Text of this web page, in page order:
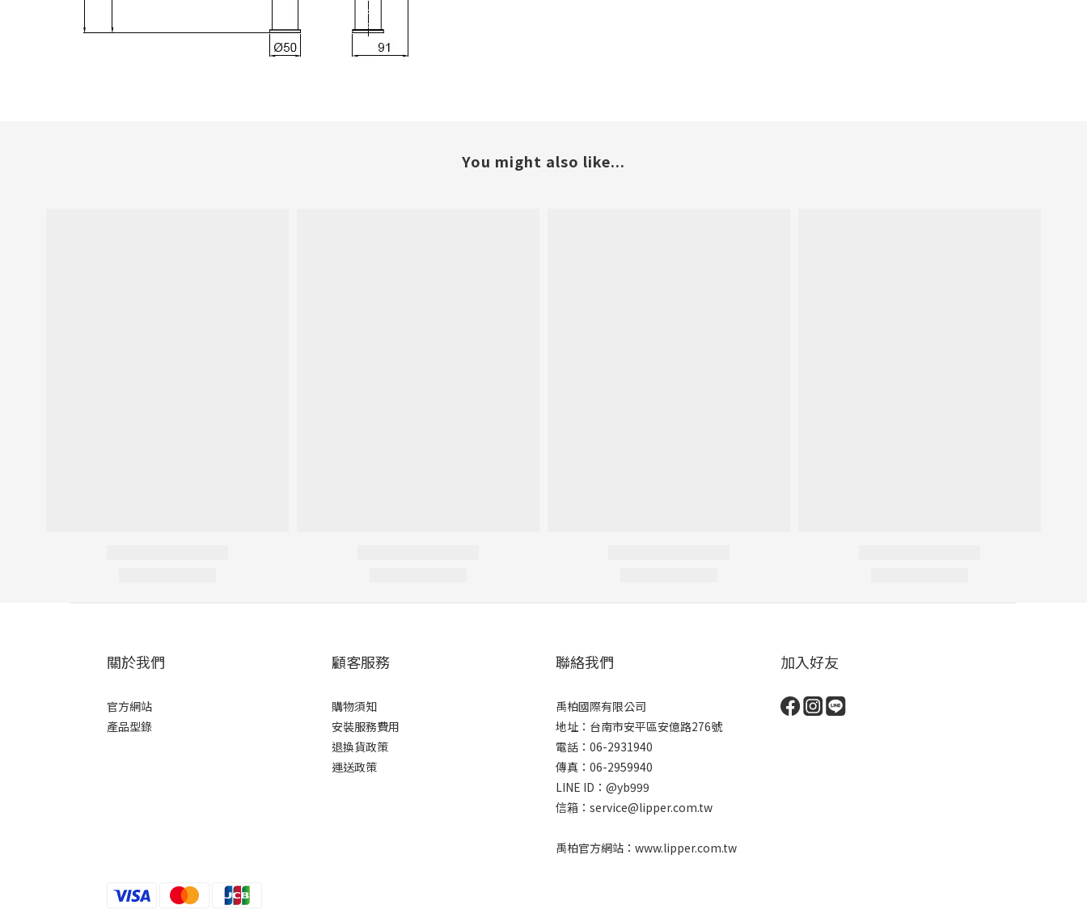
You might also like...
關於我們
官方網站
產品型錄
顧客服務
購物須知
安裝服務費用
退換貨政策
運送政策
聯絡我們
禹柏國際有限公司
地址：台南市安平區安億路276號
電話：06-2931940
傳真：06-2959940
LINE ID：@yb999
信箱：service@lipper.com.tw
禹柏官方網站：www.lipper.com.tw
加入好友